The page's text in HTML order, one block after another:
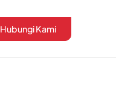
Hubungi Kami